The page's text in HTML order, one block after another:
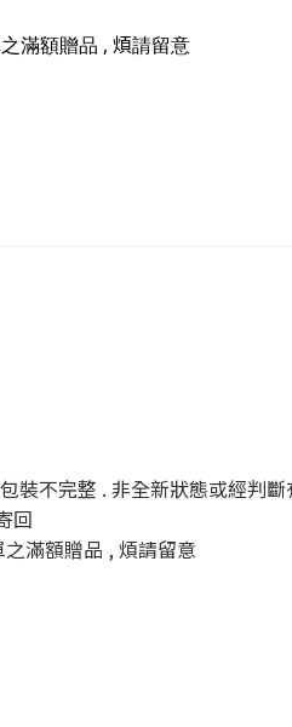
滿額贈品 , 煩請留意
裝不完整 . 非全新狀態或經判
回
滿額贈品 , 煩請留意